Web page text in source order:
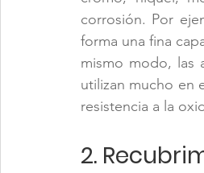
corrosión. Por
forma una fina
mismo modo, las
utilizan mucho en
resistencia a la
2.